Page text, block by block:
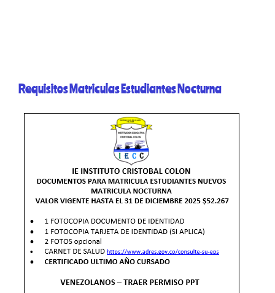
Requisitos Matriculas Estudiantes Nocturna